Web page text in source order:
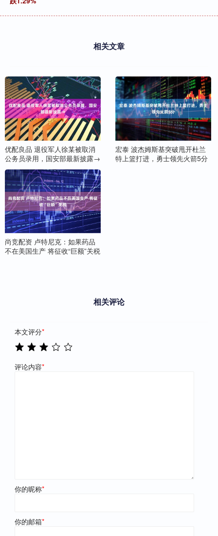
相关文章
优配良品 退役军人徐某被取消
公务员录用，国安部最新披露→
宏泰 波杰姆斯基突破甩开杜兰
特上篮打进，勇士领先火箭5分
尚竞配资 卢特尼克：如果药品
不在美国生产 将征收“巨额”关税
相关评论
本文评分*
评论内容*
你的昵称*
你的邮箱*